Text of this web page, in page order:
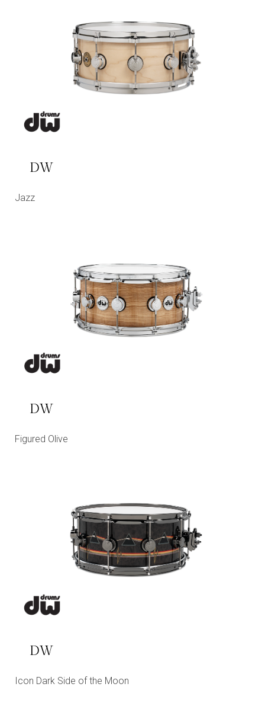
DW
Jazz
DW
Figured Olive
DW
Icon Dark Side of the Moon